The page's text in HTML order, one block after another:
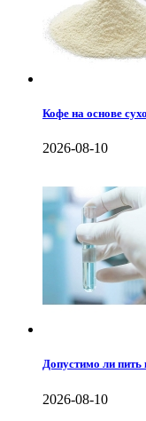
Кофе на основе
2026-08-10
Допустимо ли пить
2026-08-10